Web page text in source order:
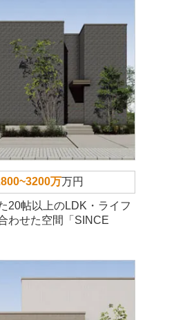
万万円
20帖以上のLDK・ライフ
わせた空間「SINCE